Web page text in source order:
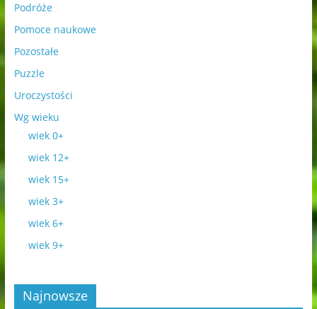
Podróże
Pomoce naukowe
Pozostałe
Puzzle
Uroczystości
Wg wieku
wiek 0+
wiek 12+
wiek 15+
wiek 3+
wiek 6+
wiek 9+
Najnowsze